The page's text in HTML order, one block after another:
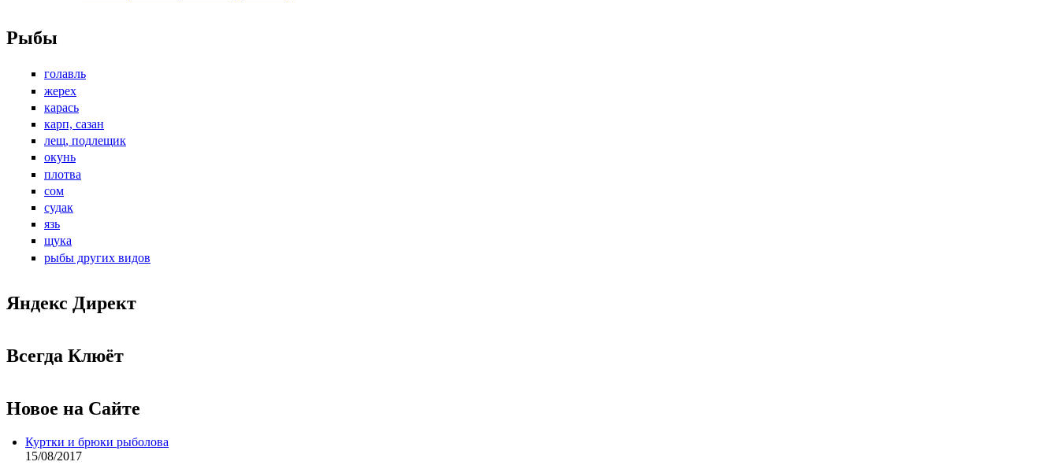
Рыбы
голавль
жерех
карась
карп, сазан
лещ, подлещик
окунь
плотва
сом
судак
язь
щука
рыбы других видов
Яндекс Директ
Всегда Клюёт
Новое на Сайте
Куртки и брюки рыболова
15/08/2017